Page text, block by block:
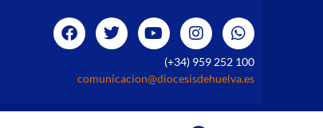
(+34) 959 252 100
comunicacion@diocesisdehuelva.es